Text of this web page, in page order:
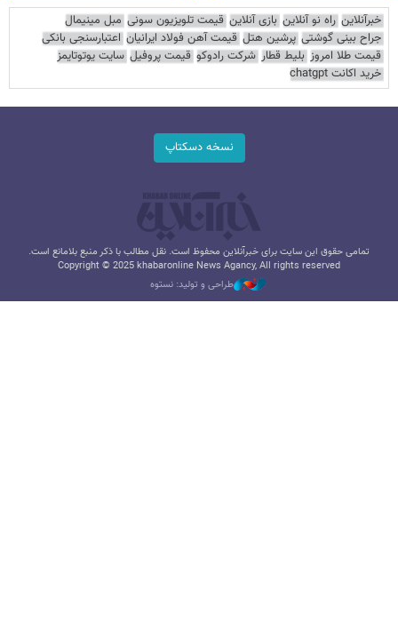
خبرآنلاین راه نو آنلاین بازی آنلاین قیمت تلویزیون سونی مبل مینیمال
جراح بینی گوشتی پرشین هتل قیمت آهن فولاد ایرانیان اعتبارسنجی بانکی
قیمت طلا امروز بلیط قطار شرکت رادوکو قیمت پروفیل سایت یوتوتایمز
خرید اکانت chatgpt
نسخه دسکتاپ
تمامی حقوق این سایت برای خبرآنلاین محفوظ است. نقل مطالب با ذکر منبع بلامانع است.
Copyright © 2025 khabaronline News Agancy, All rights reserved
طراحی و تولید: نستوه